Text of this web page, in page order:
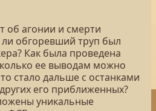
об агонии и смерти
обгоревший труп был
Как была проведена
ее выводам можно
стало дальше с останками
его приближенных?
уникальные